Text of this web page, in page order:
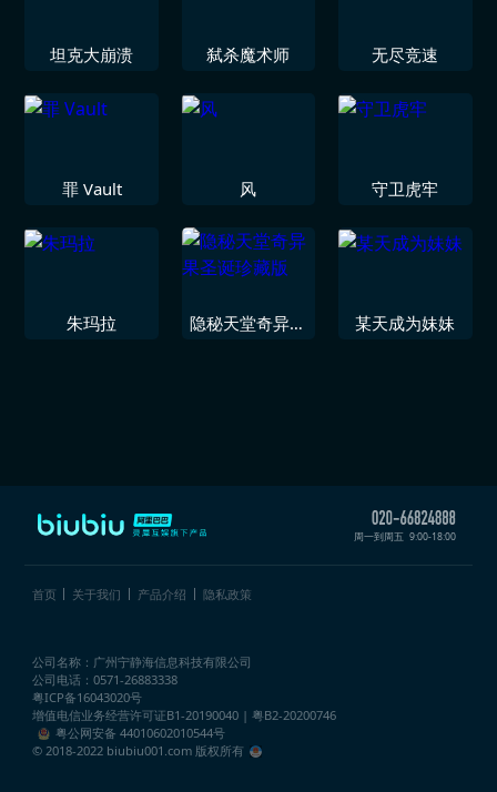
坦克大崩溃 弑杀魔术师 无尽竞速
罪 Vault 风 守卫虎牢
朱玛拉
隐秘天堂奇异果
某天成为妹妹
周一到周五 9:00-18:00
首页 关于我们 产品介绍 隐私政策
公司名称：广州宁静海信息科技有限公司
公司电话：0571-26883338
粤ICP备16043020号
增值电信业务经营许可证B1-20190040 | 粤B2-20200746
粤公网安备 44010602010544号
© 2018-2022 biubiu001.com 版权所有